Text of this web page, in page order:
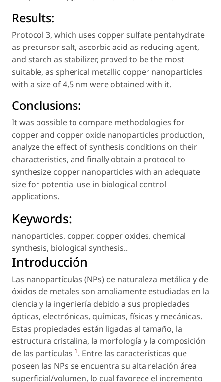
Results:
Protocol 3, which uses copper sulfate pentahydrate
as precursor salt, ascorbic acid as reducing agent,
and starch as stabilizer, proved to be the most
suitable, as spherical metallic copper nanoparticles
with a size of 4,5 nm were obtained with it.
Conclusions:
It was possible to compare methodologies for
copper and copper oxide nanoparticles production,
analyze the effect of synthesis conditions on their
characteristics, and finally obtain a protocol to
synthesize copper nanoparticles with an adequate
size for potential use in biological control
applications.
Keywords:
nanoparticles, copper, copper oxides, chemical
synthesis, biological synthesis..
Introducción
Las nanopartículas (NPs) de naturaleza metálica y de
óxidos de metales son ampliamente estudiadas en la
ciencia y la ingeniería debido a sus propiedades
ópticas, electrónicas, químicas, físicas y mecánicas.
Estas propiedades están ligadas al tamaño, la
estructura cristalina, la morfología y la composición
de las partículas 1. Entre las características que
poseen las NPs se encuentra su alta relación área
superficial/volumen, lo cual favorece el incremento